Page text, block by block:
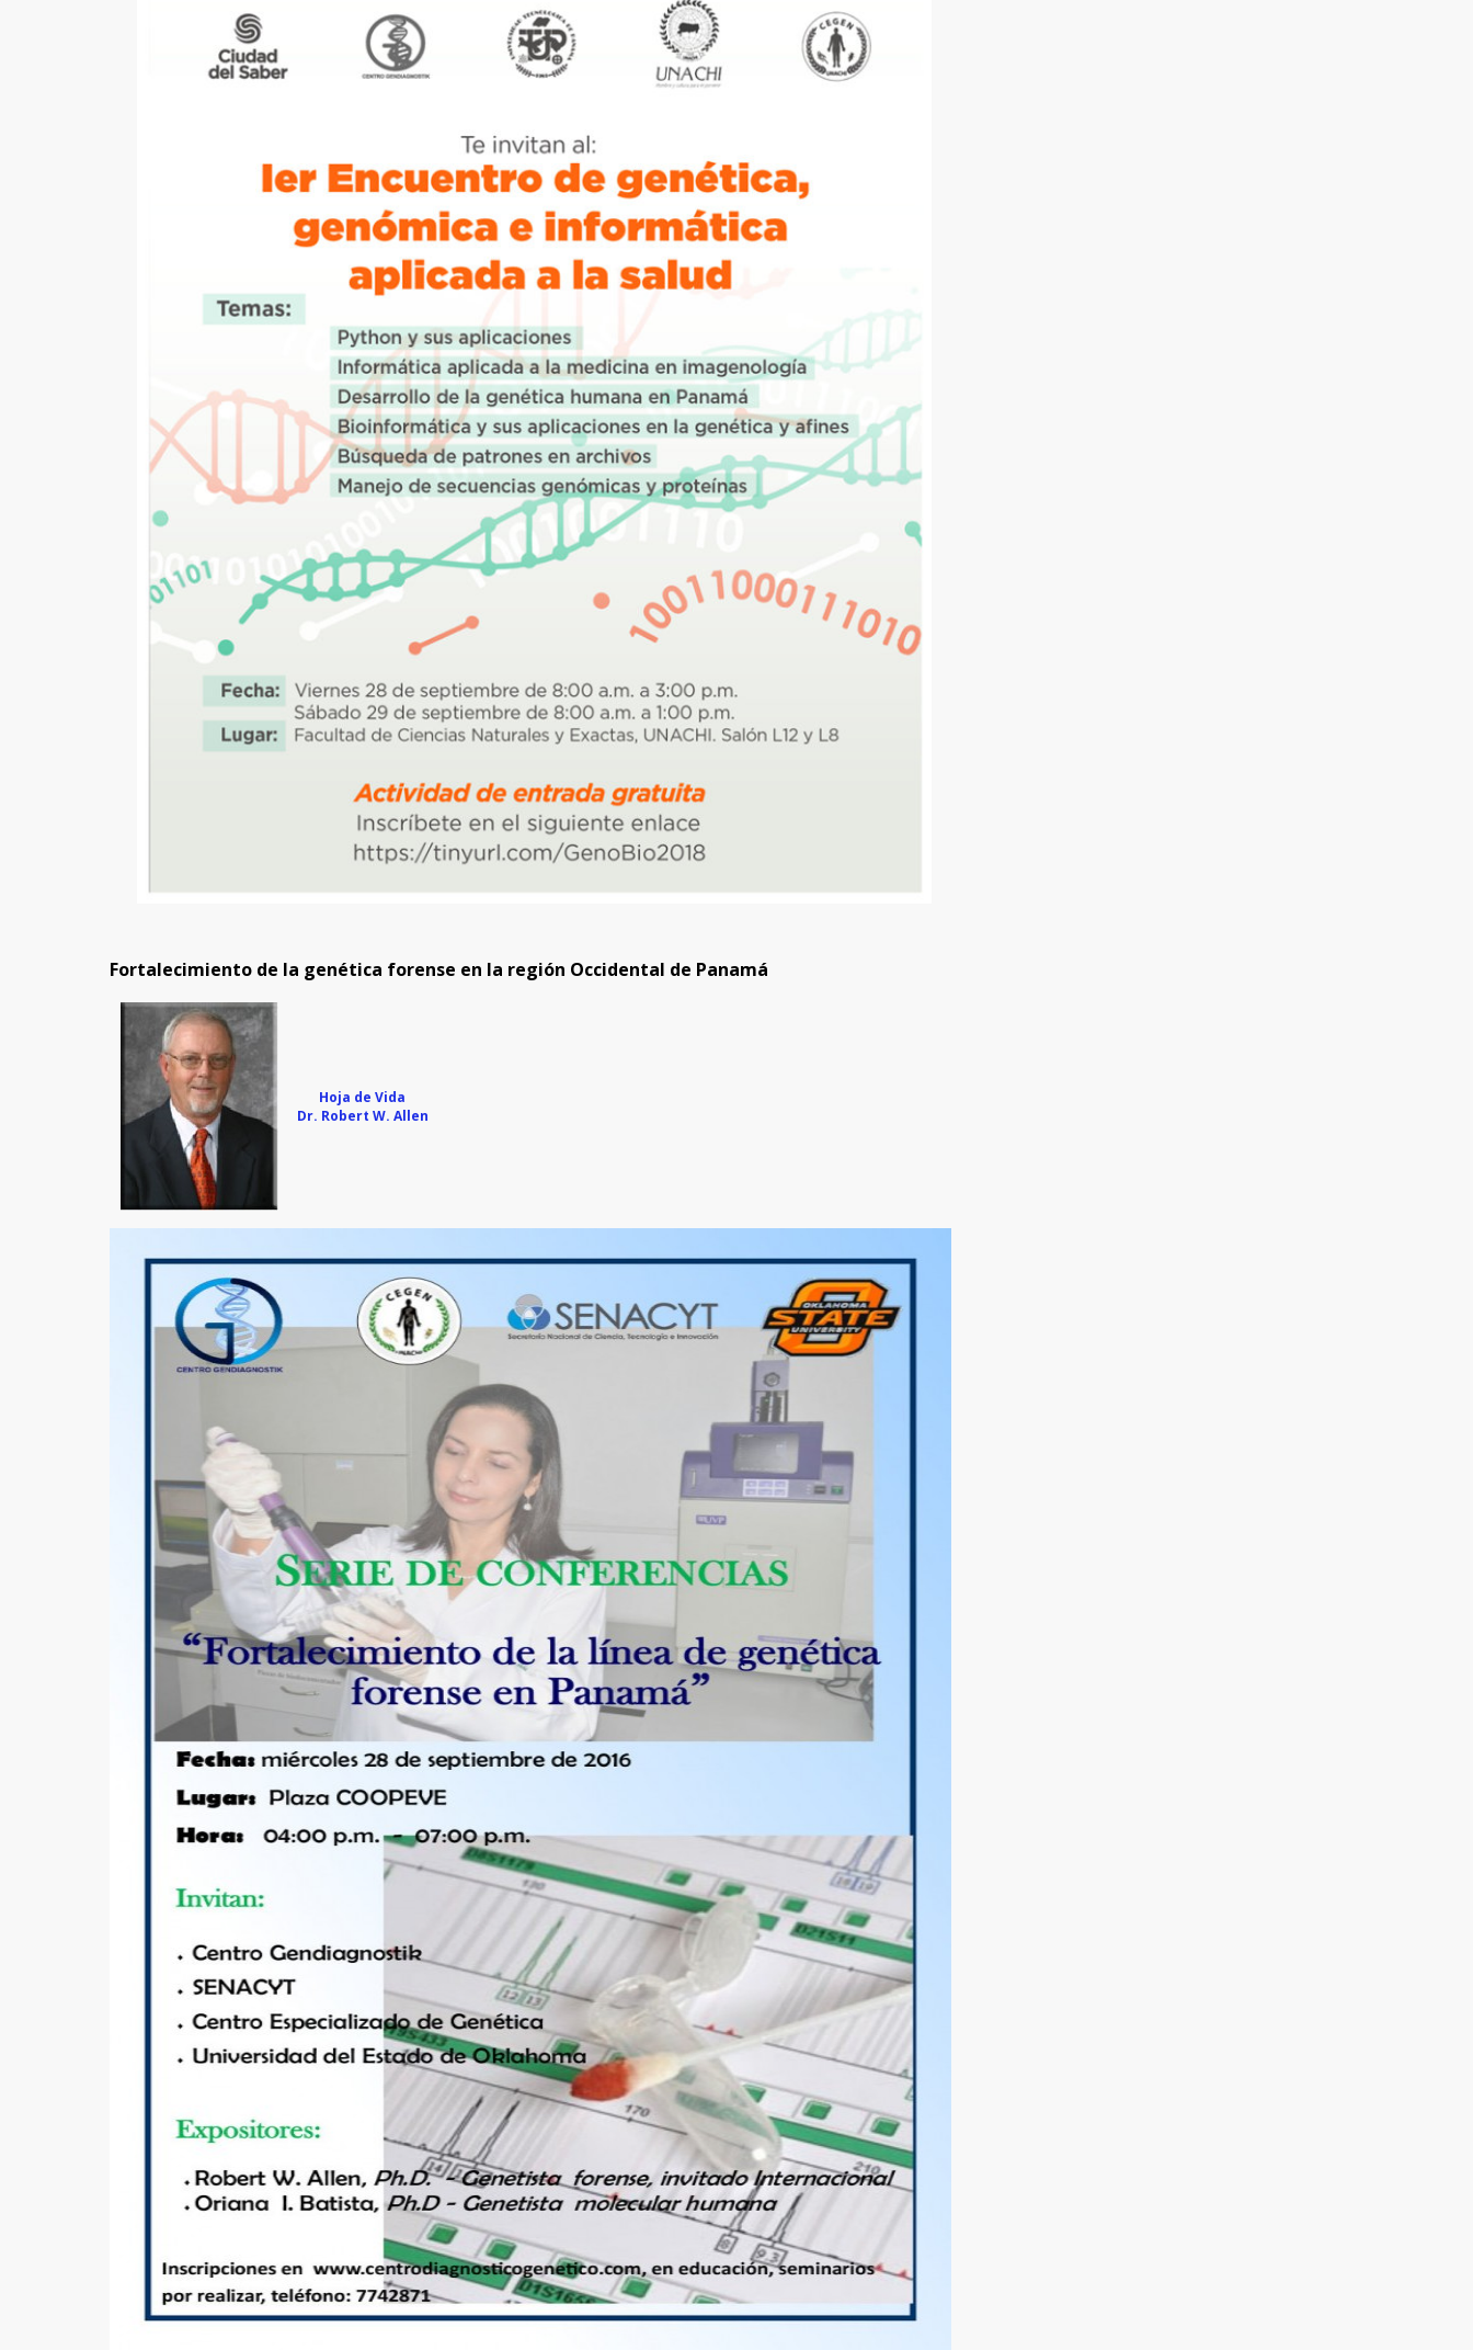
Fortalecimiento de la genética forense en la región Occidental de Panamá
Hoja de Vida
Dr. Robert W. Allen